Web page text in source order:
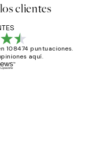
clientes
108474 puntuaciones.
aquí.